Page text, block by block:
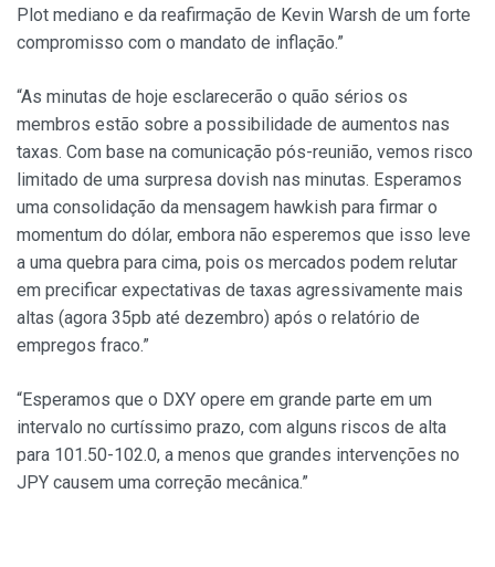
Plot mediano e da reafirmação de Kevin Warsh de um forte
compromisso com o mandato de inflação.”
“As minutas de hoje esclarecerão o quão sérios os
membros estão sobre a possibilidade de aumentos nas
taxas. Com base na comunicação pós-reunião, vemos risco
limitado de uma surpresa dovish nas minutas. Esperamos
uma consolidação da mensagem hawkish para firmar o
momentum do dólar, embora não esperemos que isso leve
a uma quebra para cima, pois os mercados podem relutar
em precificar expectativas de taxas agressivamente mais
altas (agora 35pb até dezembro) após o relatório de
empregos fraco.”
“Esperamos que o DXY opere em grande parte em um
intervalo no curtíssimo prazo, com alguns riscos de alta
para 101.50-102.0, a menos que grandes intervenções no
JPY causem uma correção mecânica.”